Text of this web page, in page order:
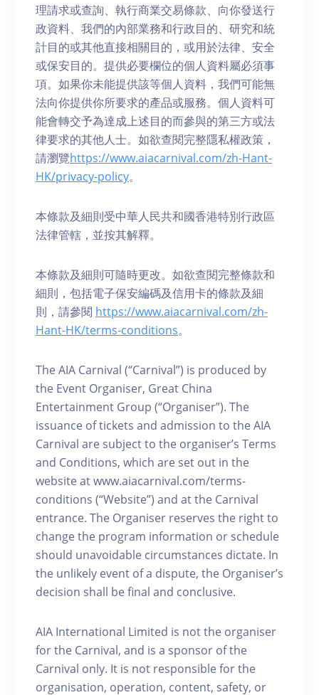
理請求或查詢、執行商業交易條款、向你發送行
政資料、我們的內部業務和行政目的、研究和統
計目的或其他直接相關目的，或用於法律、安全
或保安目的。提供必要欄位的個人資料屬必須事
項。如果你未能提供該等個人資料，我們可能無
法向你提供你所要求的產品或服務。個人資料可
能會轉交予為達成上述目的而參與的第三方或法
律要求的其他人士。如欲查閱完整隱私權政策，
請瀏覽https://www.aiacarnival.com/zh-Hant-
HK/privacy-policy。
本條款及細則受中華人民共和國香港特別行政區
法律管轄，並按其解釋。
本條款及細則可隨時更改。如欲查閱完整條款和
細則，包括電子保安編碼及信用卡的條款及細
則，請參閱 https://www.aiacarnival.com/zh-
Hant-HK/terms-conditions。
The AIA Carnival (“Carnival”) is produced by
the Event Organiser, Great China
Entertainment Group (“Organiser”). The
issuance of tickets and admission to the AIA
Carnival are subject to the organiser’s Terms
and Conditions, which are set out in the
website at www.aiacarnival.com/terms-
conditions (“Website”) and at the Carnival
entrance. The Organiser reserves the right to
change the program information or schedule
should unavoidable circumstances dictate. In
the unlikely event of a dispute, the Organiser’s
decision shall be final and conclusive.
AIA International Limited is not the organiser
for the Carnival, and is a sponsor of the
Carnival only. It is not responsible for the
organisation, operation, content, safety, or